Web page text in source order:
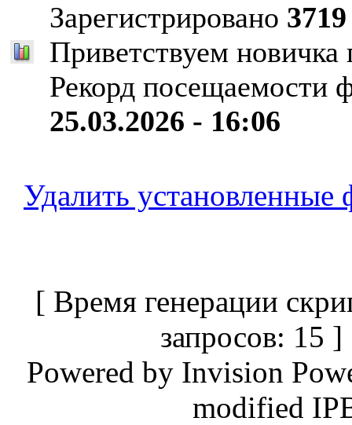
Зарегистрировано 3719
Приветствуем
Рекорд посещаемости
25.03.2026 - 16:06
Удалить
[ Время генерации
запросов:
Powered by Invision
modified